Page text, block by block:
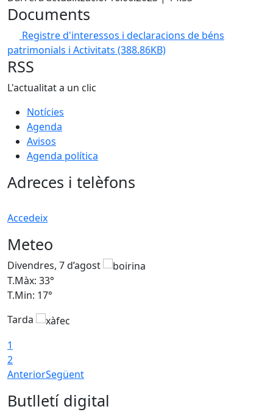
Documents
Registre d'interessos i declaracions de béns
patrimonials i Activitats (388.86KB)
RSS
L'actualitat a un clic
Notícies
Agenda
Avisos
Agenda política
Adreces i telèfons
Accedeix
Meteo
Divendres, 7 d’agost
T.Màx: 33°
T.Min: 17°
Tarda
1
2
AnteriorSegüent
Butlletí digital